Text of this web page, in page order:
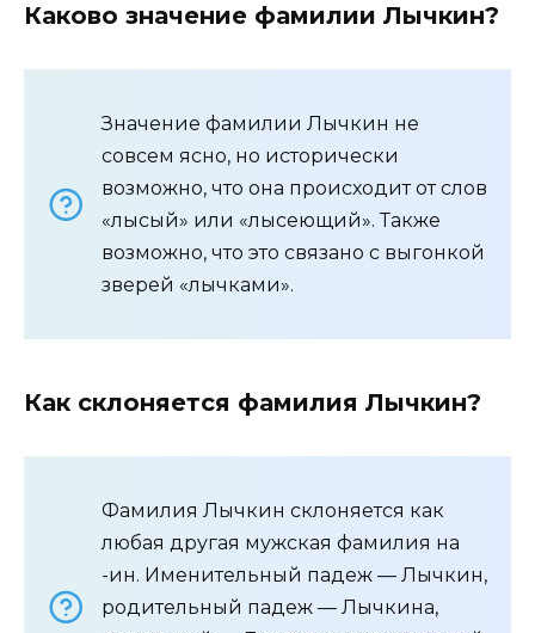
Каково значение фамилии Лычкин?
Значение фамилии Лычкин не
совсем ясно, но исторически
возможно, что она происходит от слов
«лысый» или «лысеющий». Также
возможно, что это связано с выгонкой
зверей «лычками».
Как склоняется фамилия Лычкин?
Фамилия Лычкин склоняется как
любая другая мужская фамилия на
-ин. Именительный падеж — Лычкин,
родительный падеж — Лычкина,